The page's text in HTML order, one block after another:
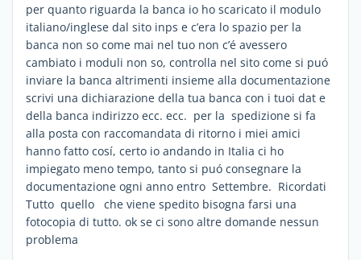
per quanto riguarda la banca io ho scaricato il modulo
italiano/inglese dal sito inps e c’era lo spazio per la
banca non so come mai nel tuo non c’é avessero
cambiato i moduli non so, controlla nel sito come si puó
inviare la banca altrimenti insieme alla documentazione
scrivi una dichiarazione della tua banca con i tuoi dat e
della banca indirizzo ecc. ecc. per la spedizione si fa
alla posta con raccomandata di ritorno i miei amici
hanno fatto cosí, certo io andando in Italia ci ho
impiegato meno tempo, tanto si puó consegnare la
documentazione ogni anno entro Settembre. Ricordati
Tutto quello che viene spedito bisogna farsi una
fotocopia di tutto. ok se ci sono altre domande nessun
problema